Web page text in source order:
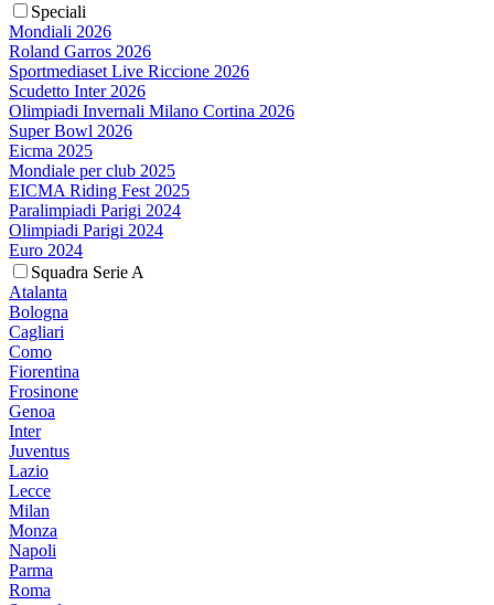
Speciali
Mondiali 2026
Roland Garros 2026
Sportmediaset Live Riccione 2026
Scudetto Inter 2026
Olimpiadi Invernali Milano Cortina 2026
Super Bowl 2026
Eicma 2025
Mondiale per club 2025
EICMA Riding Fest 2025
Paralimpiadi Parigi 2024
Olimpiadi Parigi 2024
Euro 2024
Squadra Serie A
Atalanta
Bologna
Cagliari
Como
Fiorentina
Frosinone
Genoa
Inter
Juventus
Lazio
Lecce
Milan
Monza
Napoli
Parma
Roma